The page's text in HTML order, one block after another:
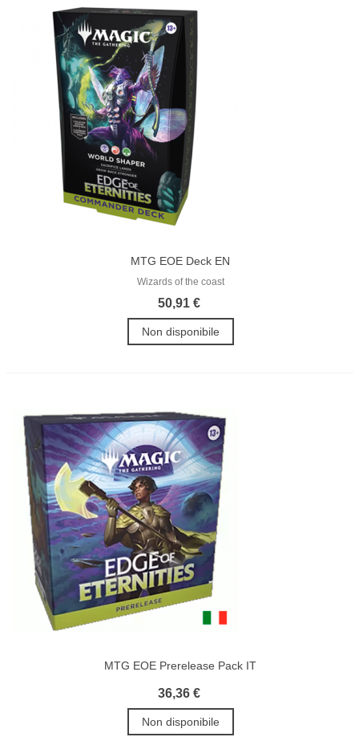
MTG EOE Deck EN
Wizards of the coast
50,91 €
Non disponibile
MTG EOE Prerelease Pack IT
36,36 €
Non disponibile